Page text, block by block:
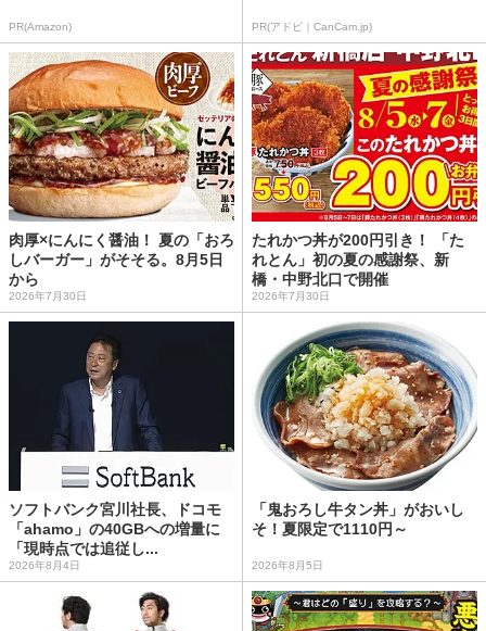
PR(Amazon) PR(アドビ｜CanCam.jp)
肉厚×にんにく醤油！ 夏の「おろ
しバーガー」がそそる。8月5日
から
2026年7月30日
たれかつ丼が200円引き！ 「た
れとん」初の夏の感謝祭、新
橋・中野北口で開催
2026年7月30日
ソフトバンク宮川社長、ドコモ
「ahamo」の40GBへの増量に
「現時点では追従し...
2026年8月4日
「鬼おろし牛タン丼」がおいし
そ！夏限定で1110円～
2026年8月5日